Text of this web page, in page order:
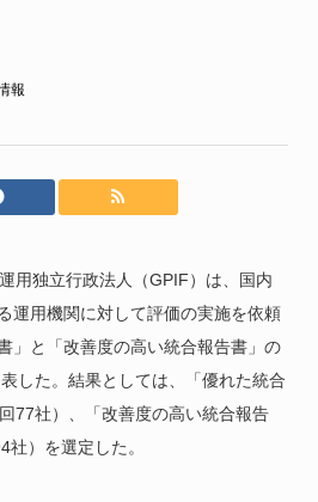
報
用独立行政法人（GPIF）は、国内
運用機関に対して評価の実施を依頼
」と「改善度の高い統合報告書」の
した。結果としては、「優れた統合
77社）、「改善度の高い統合報告
）を選定した。